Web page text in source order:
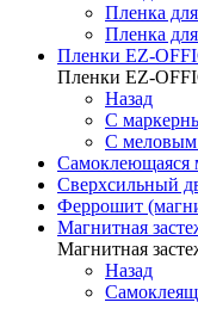
Пленка
Пленка
Пленки EZ-
Пленки EZ-
Назад
С
С
Самоклеющаяся
Сверхсильный
Феррошит
Магнитная
Магнитная
Назад